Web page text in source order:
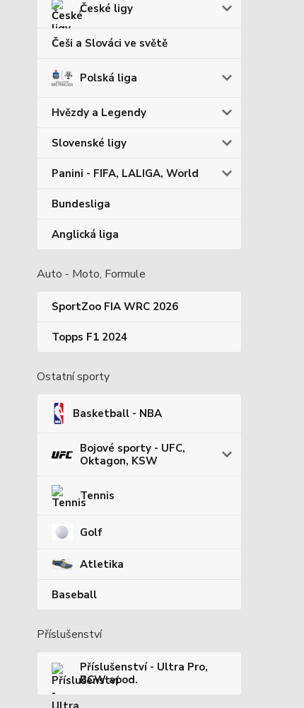
České ligy
Češi a Slováci ve světě
Polská liga
Hvězdy a Legendy
Slovenské ligy
Panini - FIFA, LALIGA, World
Bundesliga
Anglická liga
Auto - Moto, Formule
SportZoo FIA WRC 2026
Topps F1 2024
Ostatní sporty
Basketball - NBA
Bojové sporty - UFC,
Oktagon, KSW
Tennis
Golf
Atletika
Baseball
Příslušenství
Příslušenství - Ultra Pro,
BCW apod.